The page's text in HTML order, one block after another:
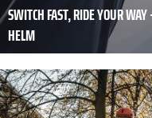
SWITCH FAST, RIDE YOUR
HELM